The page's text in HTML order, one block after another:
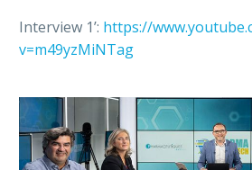
Interview 1’: https://
v=m49yzMiNTag